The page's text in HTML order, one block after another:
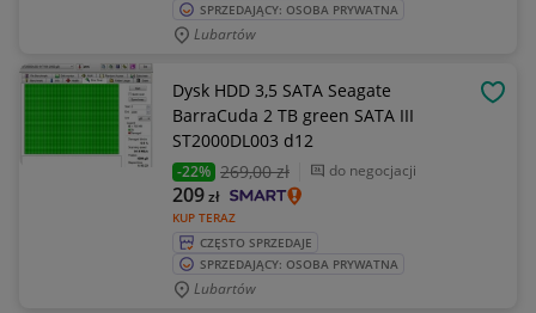
SPRZEDAJĄCY: OSOBA PRYWATNA
Lubartów
Dysk HDD 3,5 SATA Seagate
BarraCuda 2 TB green SATA III
ST2000DL003 d12
-22% 269,00 zł do negocjacji
KUP TERAZ
209zł
CZĘSTO SPRZEDAJE
SPRZEDAJĄCY: OSOBA PRYWATNA
Lubartów